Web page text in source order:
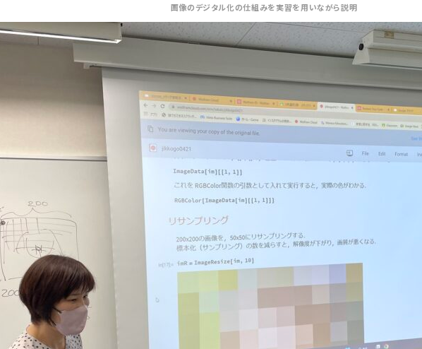
画像のデジタル化の仕組みを実習を用いながら説明